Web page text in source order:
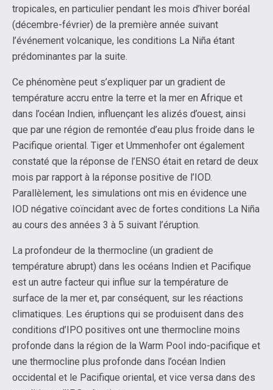
tropicales, en particulier pendant les mois d’hiver boréal
(décembre-février) de la première année suivant
l’événement volcanique, les conditions La Niña étant
prédominantes par la suite.
Ce phénomène peut s’expliquer par un gradient de
température accru entre la terre et la mer en Afrique et
dans l’océan Indien, influençant les alizés d’ouest, ainsi
que par une région de remontée d’eau plus froide dans le
Pacifique oriental. Tiger et Ummenhofer ont également
constaté que la réponse de l’ENSO était en retard de deux
mois par rapport à la réponse positive de l’IOD.
Parallèlement, les simulations ont mis en évidence une
IOD négative coïncidant avec de fortes conditions La Niña
au cours des années 3 à 5 suivant l’éruption.
La profondeur de la thermocline (un gradient de
température abrupt) dans les océans Indien et Pacifique
est un autre facteur qui influe sur la température de
surface de la mer et, par conséquent, sur les réactions
climatiques. Les éruptions qui se produisent dans des
conditions d’IPO positives ont une thermocline moins
profonde dans la région de la Warm Pool indo-pacifique et
une thermocline plus profonde dans l’océan Indien
occidental et le Pacifique oriental, et vice versa dans des